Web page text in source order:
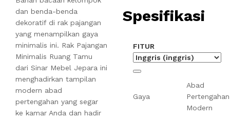
dan benda-benda
dekoratif di rak pajangan
yang menampilkan gaya
minimalis ini. Rak Pajangan
Minimalis Ruang Tamu
dari Sinar Mebel Jepara ini
menghadirkan tampilan
modern abad
pertengahan yang segar
ke kamar Anda dan hadir
Spesifikasi
FITUR
Gaya
Abad
Pertengahan
Modern